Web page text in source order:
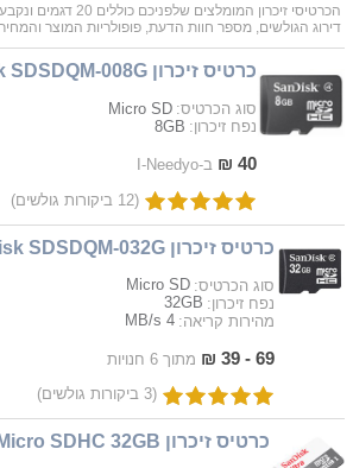
הכרטיסי זיכרון המומלצים
דירוג הגולשים, מספר חוות הדעת, פופולריות המוצר
כרטיס זיכרון SanDisk SDSDQM-008G
סוג הכרטיס: Micro SD
נפח זיכרון: 8GB
40 ₪
ב-I-Needyo
(12 ביקורות גולשים)
כרטיס זיכרון SanDisk SDSDQM-032G
סוג הכרטיס: Micro SD
נפח זיכרון: 32GB
מהירות קריאה: 4 MB/s
69 - 39 ₪
מתוך 6 חנויות
(3 ביקורות גולשים)
כרטיס זיכרון SanDisk Ultra Micro SDHC 32GB...